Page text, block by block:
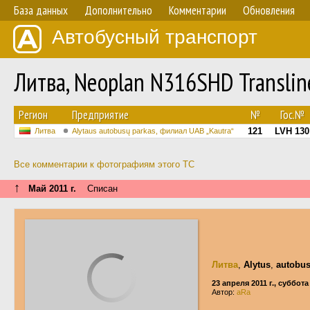
База данных Дополнительно Комментарии Обновления
Автобусный транспорт
Литва, Neoplan N316SHD
Регион Предприятие № Гос.№
Литва Alytaus autobusų parkas, филиал UAB „Kautra“ 121 LVH 130
Все комментарии к фотографиям этого ТС
↑ Май 2011 г. Списан
Литва, Alytus,
23 апреля 2011 г., суббота
Автор: aRa